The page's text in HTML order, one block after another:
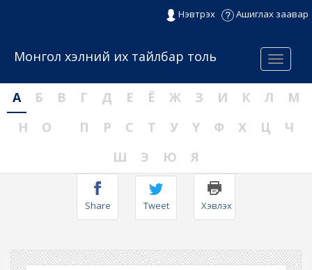
Нэвтрэх Ашиглах заавар
Menu
Монгол хэлний их тайлбар толь
А Б В Г Д Е Ё Ж З И К Л
М
Н
О П Р С Т У Ү Ф Х Ц
Ч
Ш
Э Ю Я
Share Tweet Хэвлэх